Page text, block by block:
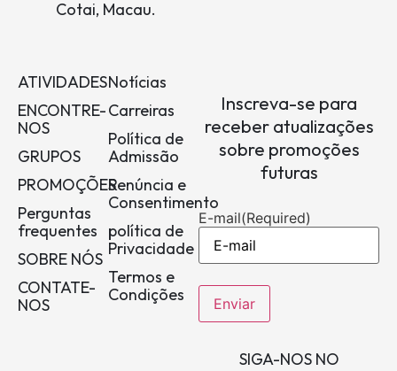
Cotai, Macau.
ATIVIDADES
ENCONTRE-
NOS
GRUPOS
PROMOÇÕES
Perguntas
frequentes
SOBRE NÓS
CONTATE-
NOS
Notícias
Carreiras
Política de
Admissão
Renúncia e
Consentimento
política de
Privacidade
Termos e
Condições
Inscreva-se para
receber atualizações
sobre promoções
futuras
E-mail(Required)
SIGA-NOS NO